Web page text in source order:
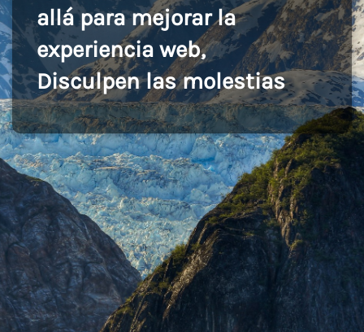
allá para mejorar la
experiencia web,
Disculpen las molestias